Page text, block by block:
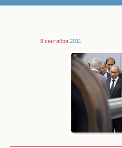
9 сентября 2011